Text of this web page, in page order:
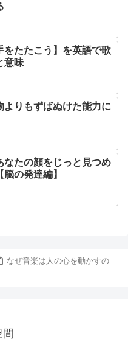
をたたこう】を英語で歌
意味
よりもずばぬけた能力に
なたの顔をじっと見つめ
の発達編】
なぜ音楽は人の心を動かすの
間